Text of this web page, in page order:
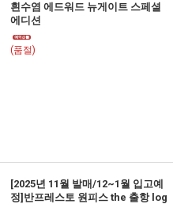
흰수염 에드워드 뉴게이트 스페셜
에디션
(품절)
[2025년 11월 발매/12~1월 입고예
정]반프레스토 원피스 the 출항 log